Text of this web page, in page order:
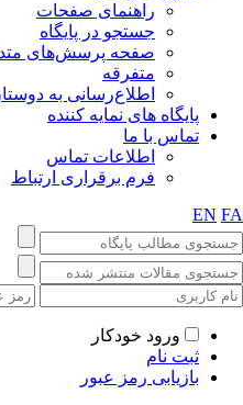
راهنمای صفحات
جستجو در پایگاه
صفحه پرسش‌های
متفرقه
اطلاع‌رسانی به دوستان
پایگاه های نمایه کننده
تماس با ما
اطلاعات تماس
فرم برقراری ارتباط
EN
ورود خودکار
ثبت نام
بازیابی رمز عبور